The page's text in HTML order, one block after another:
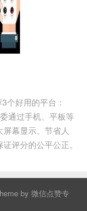
个好用的平台：
通过手机、平板等
幕显示。节省人
评分的公平公正。
by 微信点赞专